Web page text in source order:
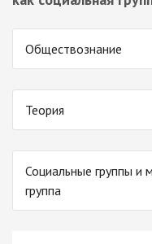
Обществознание
Теория
Социальные группы и
группа